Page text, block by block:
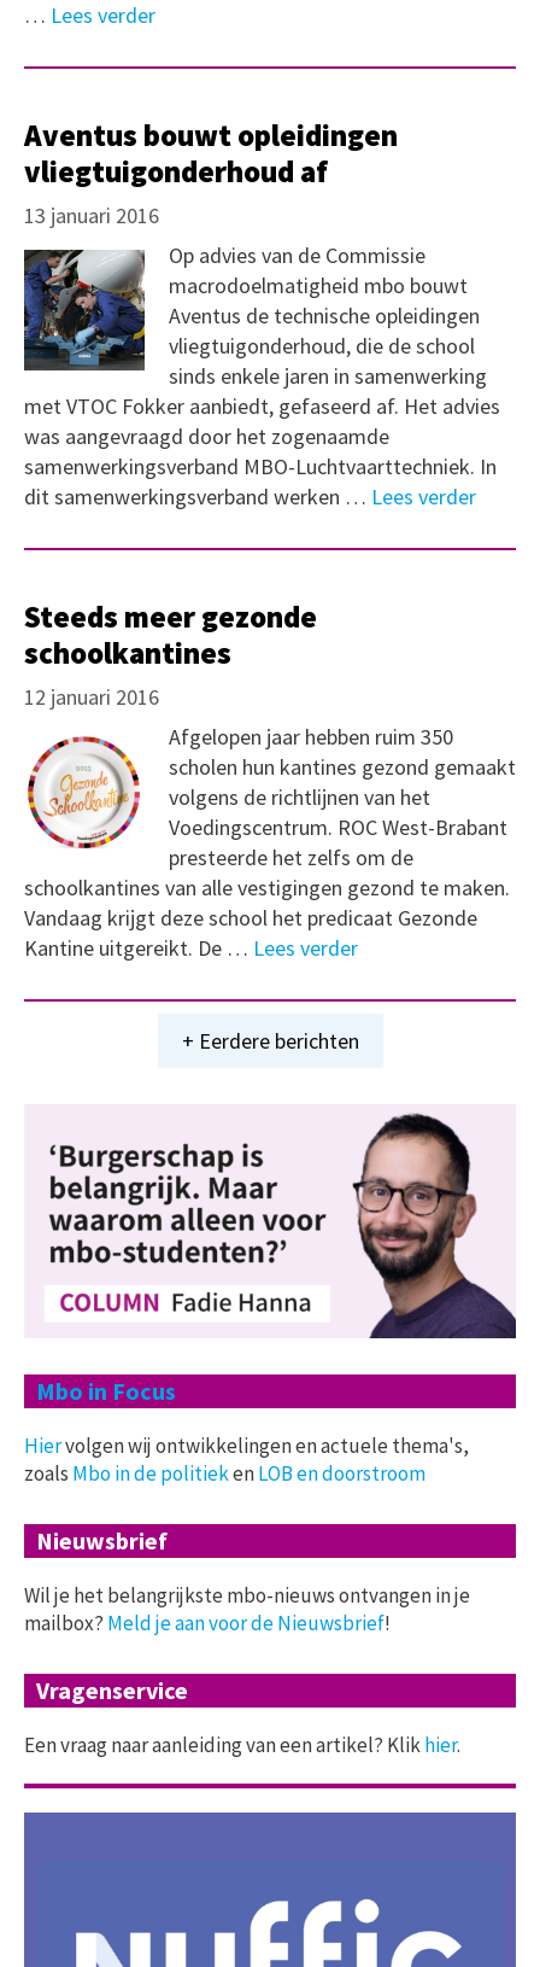
… Lees verder
Aventus bouwt opleidingen
vliegtuigonderhoud af
13 januari 2016
Op advies van de Commissie
macrodoelmatigheid mbo bouwt
Aventus de technische opleidingen
vliegtuigonderhoud, die de school
sinds enkele jaren in samenwerking
met VTOC Fokker aanbiedt, gefaseerd af. Het advies
was aangevraagd door het zogenaamde
samenwerkingsverband MBO-Luchtvaarttechniek. In
dit samenwerkingsverband werken … Lees verder
Steeds meer gezonde
schoolkantines
12 januari 2016
Afgelopen jaar hebben ruim 350
scholen hun kantines gezond gemaakt
volgens de richtlijnen van het
Voedingscentrum. ROC West-Brabant
presteerde het zelfs om de
schoolkantines van alle vestigingen gezond te maken.
Vandaag krijgt deze school het predicaat Gezonde
Kantine uitgereikt. De … Lees verder
+ Eerdere berichten
Mbo in Focus
Hiervolgen wij ontwikkelingen en actuele thema's,
zoals Mbo in de politiekenLOB en doorstroom
Nieuwsbrief
Wil je het belangrijkste mbo-nieuws ontvangen in je
mailbox? Meld je aan voor de Nieuwsbrief!
Vragenservice
Een vraag naar aanleiding van een artikel? Klikhier.